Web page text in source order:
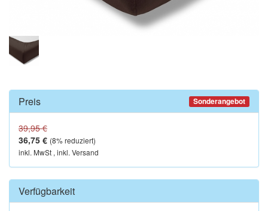
Preis Sonderangebot
39,95 €
36,75 € (8% reduziert)
inkl. MwSt , inkl. Versand
Verfügbarkeit